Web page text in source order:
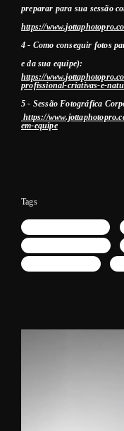
preparar para sua sessão
https://
4 - Como conseguir fotos
e da sua equipe):
https://
profissional-criativas-e-
5 - Sessão Fotográfica
https://
em-equipe
Tags